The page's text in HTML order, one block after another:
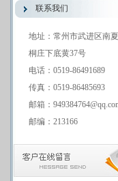
联系我们
地址：常州市武进区南
桐庄下底黄37号
电话：0519-86491689
传真：0519-86485693
邮箱：
邮编：213166